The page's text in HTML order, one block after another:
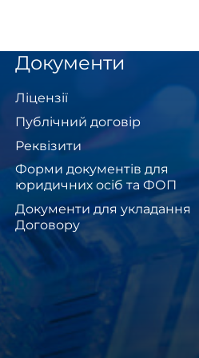
Документи
Ліцензії
Публічний договір
Реквізити
Форми документів для
юридичних осіб та ФОП
Документи для укладання
Договору